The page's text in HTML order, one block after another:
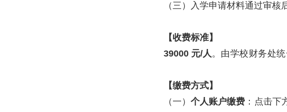
（三） 入学申请材料通过审核
【收费标准】
39000 元/人。 由学校财务处
【缴费方式】
（一） 个人账户缴费 ： 点击下